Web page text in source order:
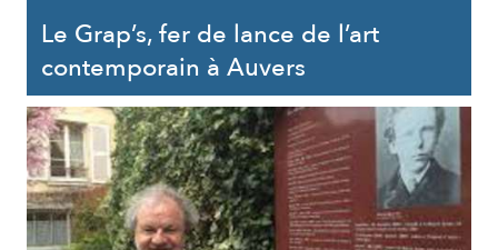
Le Grap’s, fer de lance de l’art
contemporain à Auvers